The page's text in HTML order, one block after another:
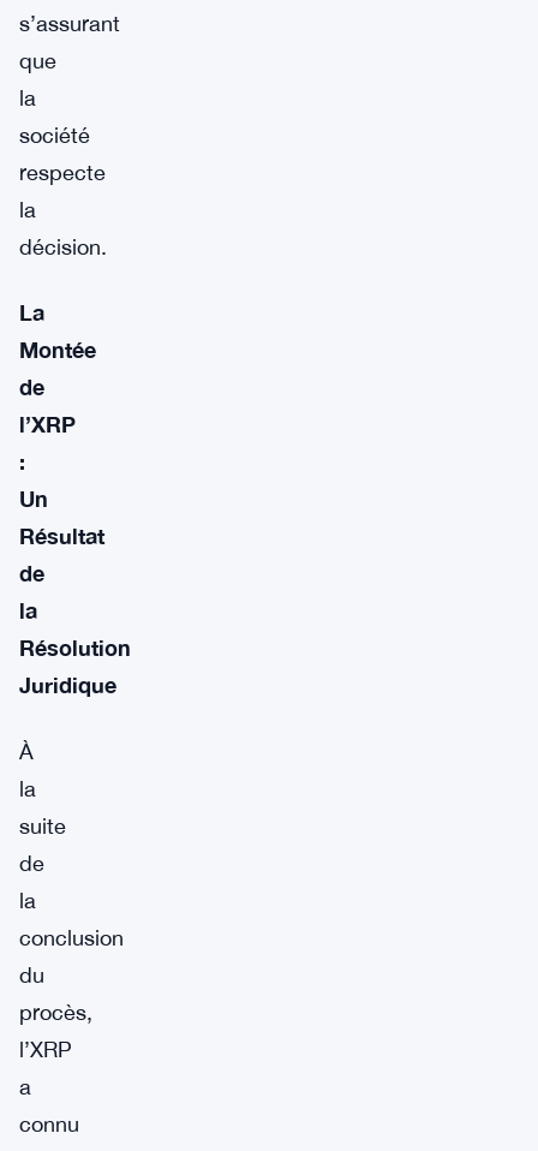
s’assurant
que
la
société
respecte
la
décision.
La
Montée
de
l’XRP
:
Un
Résultat
de
la
Résolution
Juridique
À
la
suite
de
la
conclusion
du
procès,
l’XRP
a
connu